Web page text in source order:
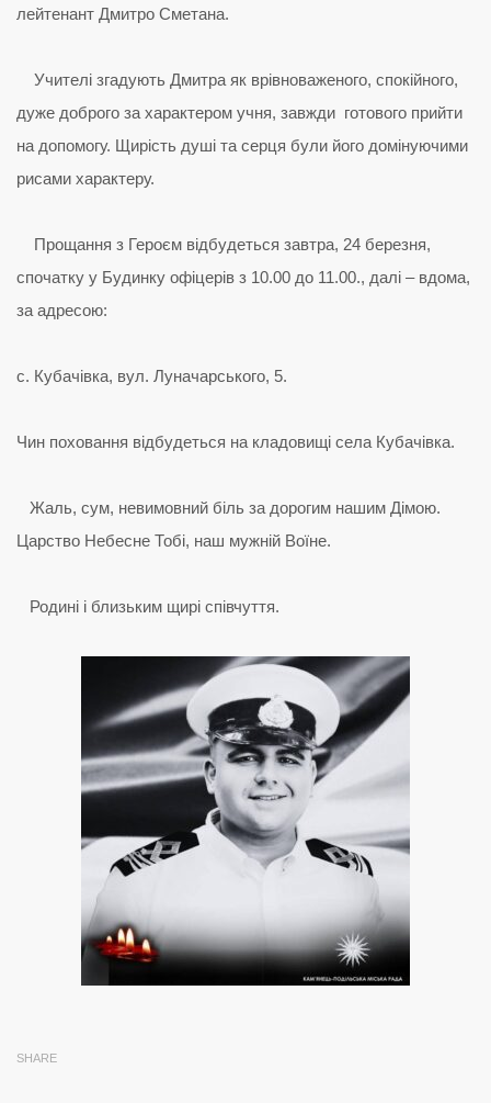
лейтенант Дмитро Сметана.
Учителі згадують Дмитра як врівноваженого, спокійного,
дуже доброго за характером учня, завжди готового прийти
на допомогу. Щирість душі та серця були його домінуючими
рисами характеру.
Прощання з Героєм відбудеться завтра, 24 березня,
спочатку у Будинку офіцерів з 10.00 до 11.00., далі – вдома,
за адресою:
с. Кубачівка, вул. Луначарського, 5.
Чин поховання відбудеться на кладовищі села Кубачівка.
Жаль, сум, невимовний біль за дорогим нашим Дімою.
Царство Небесне Тобі, наш мужній Воїне.
Родині і близьким щирі співчуття.
SHARE